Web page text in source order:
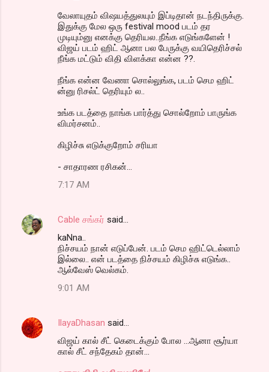
வேலாயுதம் விஷயத்துலயும் இப்டிதான் நடந்திருக்கு.
இதுக்கு மேல ஒரு festival mood படம் தர
முடியும்னு எனக்கு தெரியல..நீங்க எடுங்களேன் !
விஜய் படம் ஹிட் ஆனா பல பேருக்கு வயிதெரிச்சல்
நீங்க மட்டும் விதி விளக்கா என்ன ??.
நீங்க என்ன வேணா சொல்லுங்க, படம் செம ஹிட்
ன்னு ரிசல்ட் தெரியும் ல..
உங்க படத்தை நாங்க பார்த்து சொல்றோம் பாருங்க
விமர்சனம்..
கிழிச்சு எடுக்குறோம் சரியா
- சாதாரண ரசிகன்...
7:17 AM
Cable சங்கர் said…
kaNna..
நிச்சயம் நான் எடுப்பேன். படம் செம ஹிட்டெல்லாம்
இல்லை.. என் படத்தை நிச்சயம் கிழிச்சு எடுங்க..
ஆல்வேஸ் வெல்கம்.
9:01 AM
IlayaDhasan said…
விஜய் கால் சீட் கெடைக்கும் போல ...ஆனா சூர்யா
கால் சீட் சந்தேகம் தான்...